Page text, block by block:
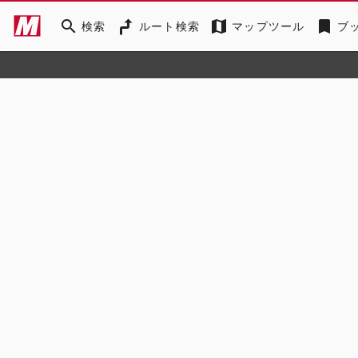
search 検索 ルート検索 map マップツール bookmark ブ